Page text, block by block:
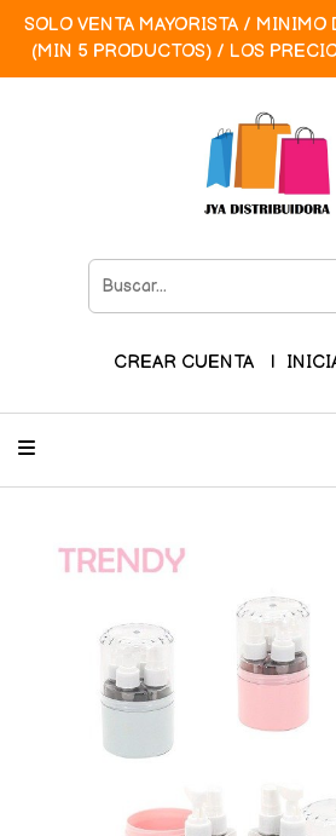
SOLO VENTA MAYORISTA /
(MIN 5 PRODUCTOS) / LOS
CREAR CUENTA